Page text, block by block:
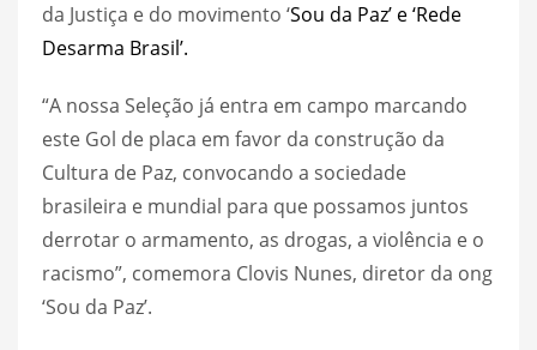
da Justiça e do movimento ‘Sou da Paz’ e ‘Rede
Desarma Brasil’.
“A nossa Seleção já entra em campo marcando
este Gol de placa em favor da construção da
Cultura de Paz, convocando a sociedade
brasileira e mundial para que possamos juntos
derrotar o armamento, as drogas, a violência e o
racismo”, comemora Clovis Nunes, diretor da ong
‘Sou da Paz’.